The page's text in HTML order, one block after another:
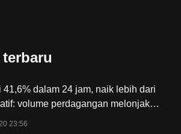
41,6% dalam 24 jam, naik lebih dari
volume perdagangan melonjak
23:56